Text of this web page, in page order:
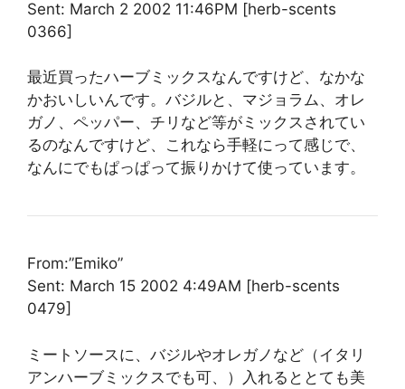
Sent: March 2 2002 11:46PM [herb-scents
0366]
最近買ったハーブミックスなんですけど、なかな
かおいしいんです。バジルと、マジョラム、オレ
ガノ、ペッパー、チリなど等がミックスされてい
るのなんですけど、これなら手軽にって感じで、
なんにでもぱっぱって振りかけて使っています。
From:”Emiko”
Sent: March 15 2002 4:49AM [herb-scents
0479]
ミートソースに、バジルやオレガノなど（イタリ
アンハーブミックスでも可、）入れるととても美